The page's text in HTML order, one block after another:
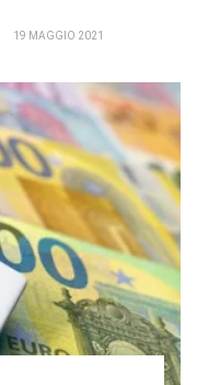
19 MAGGIO 2021